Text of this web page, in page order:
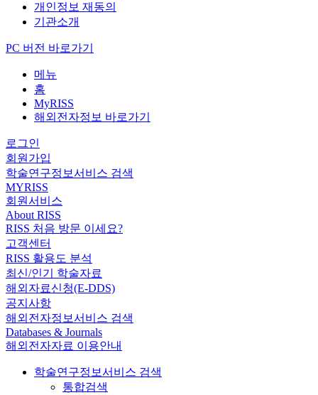
개인정보 재동의
기관소개
PC 버전 바로가기
메뉴
홈
MyRISS
해외전자정보 바로가기
로그인
회원가입
학술연구정보서비스 검색
MYRISS
회원서비스
About RISS
RISS 처음 방문 이세요?
고객센터
RISS 활용도 분석
최신/인기 학술자료
해외자료신청(E-DDS)
공지사항
해외전자정보서비스 검색
Databases & Journals
해외전자자료 이용안내
학술연구정보서비스 검색
통합검색